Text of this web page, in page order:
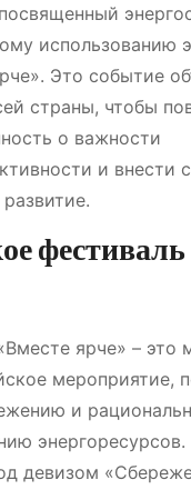
использованию
Это событие
страны, чтобы
о важности
и внести
ярче» – это
мероприятие,
и
девизом